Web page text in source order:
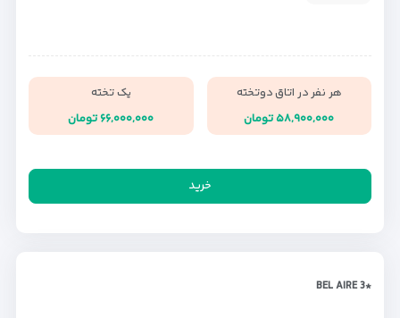
هر نفر در اتاق دوتخته
۵۸,۹۰۰,۰۰۰ تومان
یک تخته
۶۶,۰۰۰,۰۰۰ تومان
خرید
*BEL AIRE 3